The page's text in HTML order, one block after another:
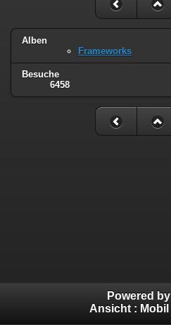
Alben
Frameworks
Besuche
6458
Powered by
Ansicht : Mobil